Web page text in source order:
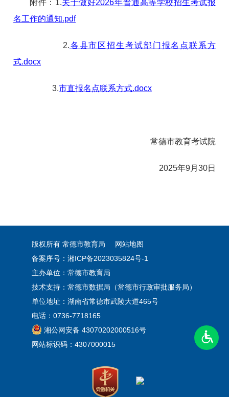
附件： 1.关于做好2026年普通高等学校招生考试报
名工作的通知.pdf
2.各县市区招生考试部门报名点联系方
式.docx
3.市直报名点联系方式.docx
常德市教育考试院
2025年9月30日
版权所有 常德市教育局
网站地图
备案序号： 湘ICP备2023035824号-1
主办单位：常德市教育局
技术支持：常德市数据局（常德市行政审批服务局）
单位地址：湖南省常德市武陵大道465号
电话：0736-7718165
湘公网安备 43070202000516号
网站标识码：4307000015